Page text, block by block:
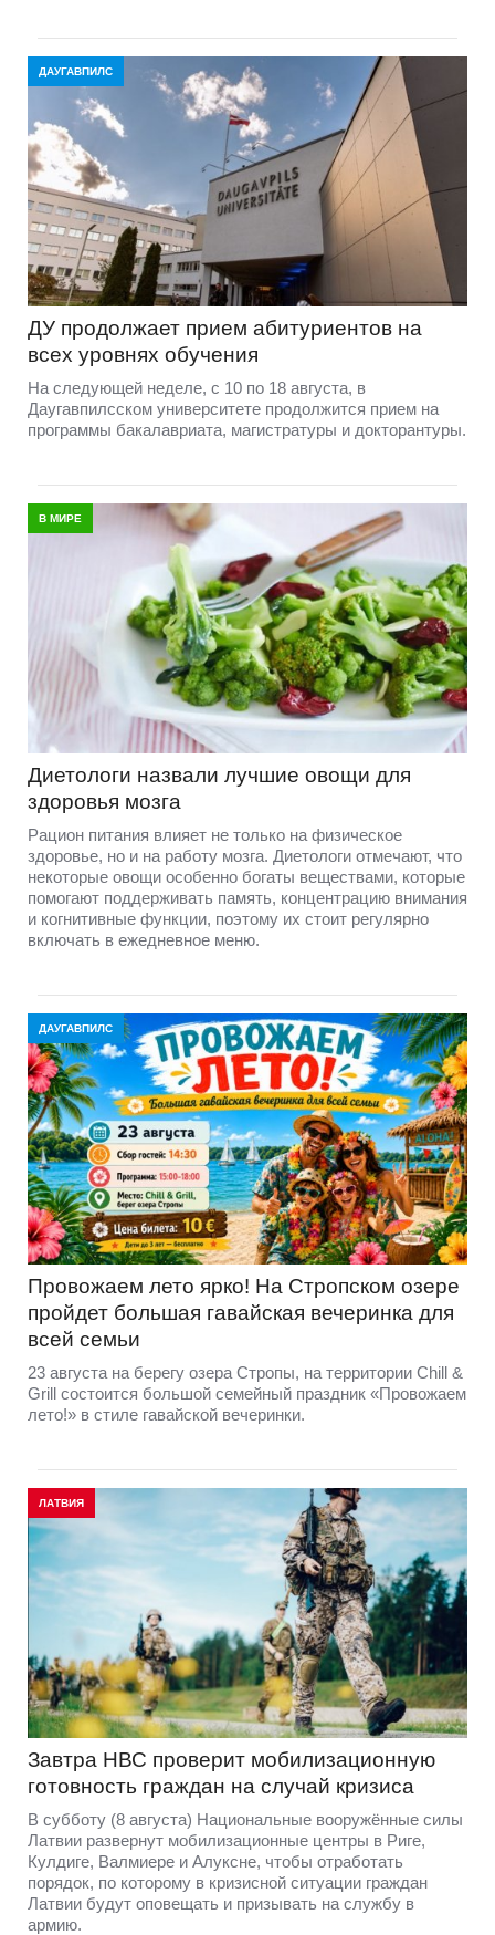
ДАУГАВПИЛС
ДУ продолжает прием абитуриентов на
всех уровнях обучения
На следующей неделе, с 10 по 18 августа, в
Даугавпилсском университете продолжится прием на
программы бакалавриата, магистратуры и докторантуры.
В МИРЕ
Диетологи назвали лучшие овощи для
здоровья мозга
Рацион питания влияет не только на физическое
здоровье, но и на работу мозга. Диетологи отмечают, что
некоторые овощи особенно богаты веществами, которые
помогают поддерживать память, концентрацию внимания
и когнитивные функции, поэтому их стоит регулярно
включать в ежедневное меню.
ДАУГАВПИЛС
Провожаем лето ярко! На Стропском озере
пройдет большая гавайская вечеринка для
всей семьи
23 августа на берегу озера Стропы, на территории Chill &
Grill состоится большой семейный праздник «Провожаем
лето!» в стиле гавайской вечеринки.
ЛАТВИЯ
Завтра НВС проверит мобилизационную
готовность граждан на случай кризиса
В субботу (8 августа) Национальные вооружённые силы
Латвии развернут мобилизационные центры в Риге,
Кулдиге, Валмиере и Алуксне, чтобы отработать
порядок, по которому в кризисной ситуации граждан
Латвии будут оповещать и призывать на службу в
армию.